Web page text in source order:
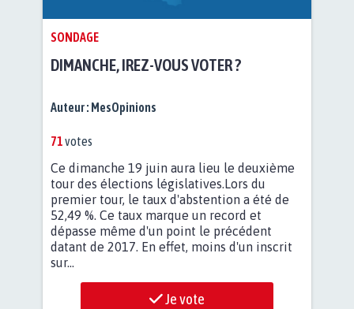
SONDAGE
DIMANCHE, IREZ-VOUS VOTER ?
Auteur : MesOpinions
71votes
Ce dimanche 19 juin aura lieu le deuxième
tour des élections législatives.Lors du
premier tour, le taux d'abstention a été de
52,49 %. Ce taux marque un record et
dépasse même d'un point le précédent
datant de 2017. En effet, moins d'un inscrit
sur...
Je vote